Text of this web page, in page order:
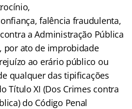
falência fraudulenta,
a Administração Pública
por ato de improbidade
ao erário público ou
qualquer das tipificações
Título XI (Dos Crimes contra
do Código Penal